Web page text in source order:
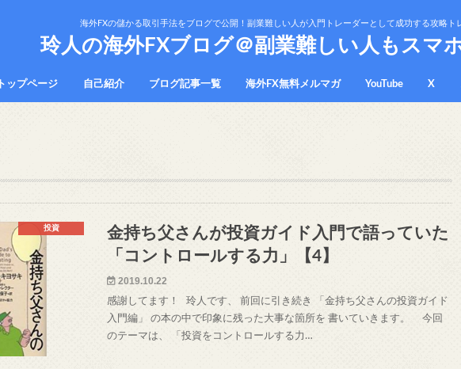
海外FXの儲かる取引手法をブログで公開！副業難しい人が入門トレーダーとして成功する攻略ト
玲人の海外FXブログ＠副業難しい人もスマ
トップページ 自己紹介 ブログ記事一覧 海外FX無料メルマガ YouTube X
投資
金持ち父さんが投資ガイド入門で語っていた
「コントロールする力」【4】
2019.10.22
感謝してます！ 玲人です、 前回に引き続き 「金持ち父さんの投資ガイド
入門編」 の本の中で印象に残った大事な箇所を 書いていきます。 今回
のテーマは、 「投資をコントロールする力…